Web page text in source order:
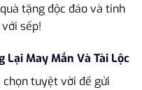
tặng độc đáo và tinh
sếp!
Lại May Mắn Và Tài Lộc
tuyệt vời để gửi